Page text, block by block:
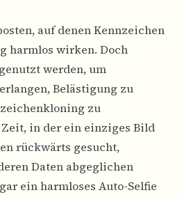
auf denen Kennzeichen
harmlos wirken. Doch
werden, um
Belästigung zu
zu
in der ein einziges Bild
rückwärts gesucht,
Daten abgeglichen
ein harmloses Auto-Selfie